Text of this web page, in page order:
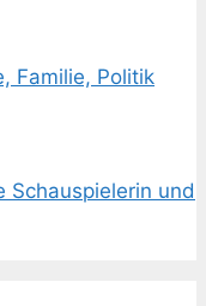
Familie, Politik
Schauspielerin und